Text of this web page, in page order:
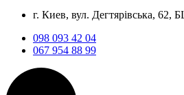
г. Киев, вул. Дегтярівська, 62,
098 093 42 04
067 954 88 99